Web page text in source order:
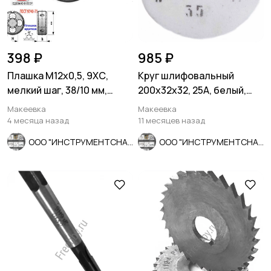
398 ₽
Плашка М12х0,5, 9ХС,
мелкий шаг, 38/10 мм,
ГОСТ 7740-71, сдел в
СССР.
Макеевка
4 месяца назад
985 ₽
Круг шлифовальный
200х32х32, 25А, белый,
40СМ2, среднее зерно.
Макеевка
11 месяцев назад